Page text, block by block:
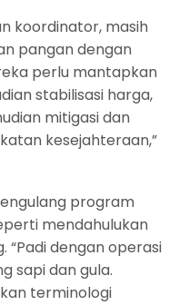
koordinator, masih
pangan dengan
perlu mantapkan
stabilisasi harga,
mitigasi dan
kesejahteraan,”
program
mendahulukan
“Padi dengan operasi
sapi dan gula.
terminologi